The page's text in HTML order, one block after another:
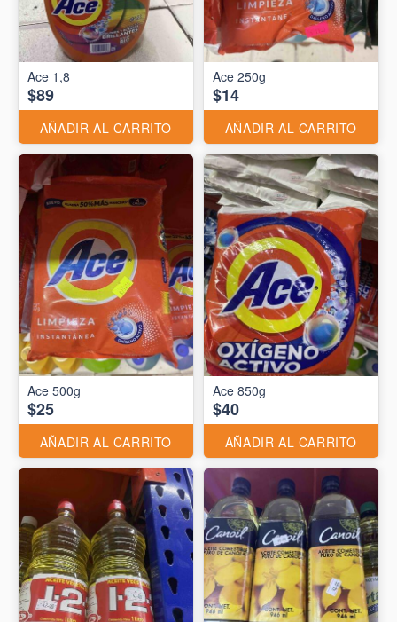
Ace 1,8
$89
AÑADIR AL CARRITO
Ace 250g
$14
AÑADIR AL CARRITO
Ace 500g
$25
AÑADIR AL CARRITO
Ace 850g
$40
AÑADIR AL CARRITO